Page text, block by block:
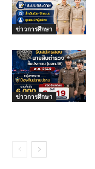
ข่าวการศึกษา
ข่าวการศึกษา